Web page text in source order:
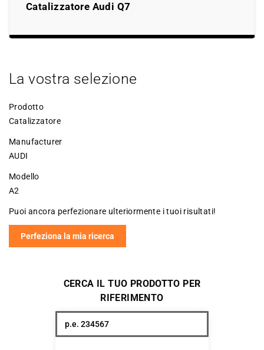
Catalizzatore Audi Q7
La vostra selezione
Prodotto
Catalizzatore
Manufacturer
AUDI
Modello
A2
Puoi ancora perfezionare ulteriormente i tuoi risultati!
Perfeziona la mia ricerca
CERCA IL TUO PRODOTTO PER
RIFERIMENTO